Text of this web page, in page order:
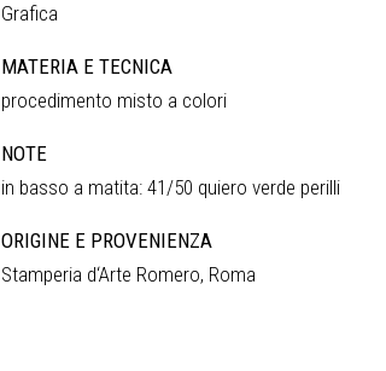
Grafica
MATERIA E TECNICA
procedimento misto a colori
NOTE
in basso a matita: 41/50 quiero verde perilli
ORIGINE E PROVENIENZA
Stamperia d‘Arte Romero, Roma